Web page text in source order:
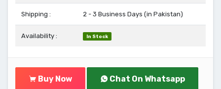
Shipping : 2 - 3 Business Days (in Pakistan)
Availability : In Stock
Buy Now Chat On Whatsapp